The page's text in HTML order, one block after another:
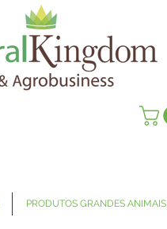
PRODUTOS GRANDES ANIMAIS